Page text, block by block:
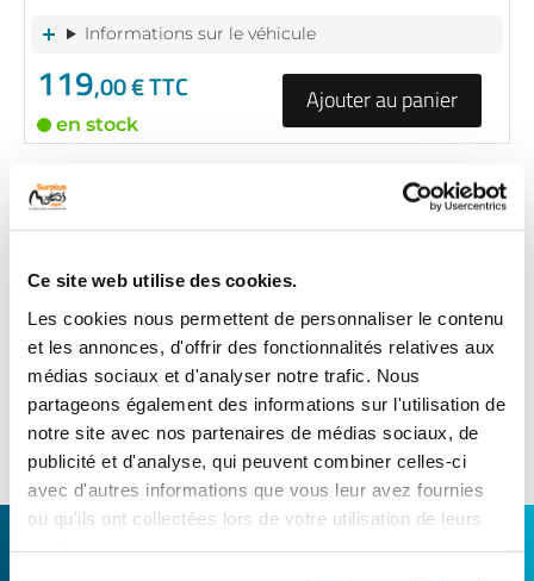
Ce site web utilise des cookies.
Les cookies nous permettent de personnaliser le contenu
et les annonces, d'offrir des fonctionnalités relatives aux
médias sociaux et d'analyser notre trafic. Nous
partageons également des informations sur l'utilisation de
notre site avec nos partenaires de médias sociaux, de
publicité et d'analyse, qui peuvent combiner celles-ci
avec d'autres informations que vous leur avez fournies
ou qu'ils ont collectées lors de votre utilisation de leurs
Informations sur le véhicule
119,00 € TTC
en stock
Ajouter au panier
+ de photos
CORPS D'INJECTION DROIT
YAMAHA YP 400 MAJESTY
400
2008 - 2008
Informations sur le véhicule
119,00 € TTC
en stock
Ajouter au panier
CONNECTEZ-VOUS AVEC VOTRE